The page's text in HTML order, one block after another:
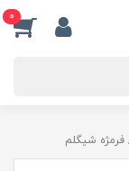
0
فرمژه شیگلم